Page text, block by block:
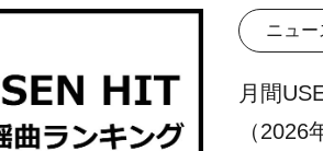
ニュー
月間
（2026